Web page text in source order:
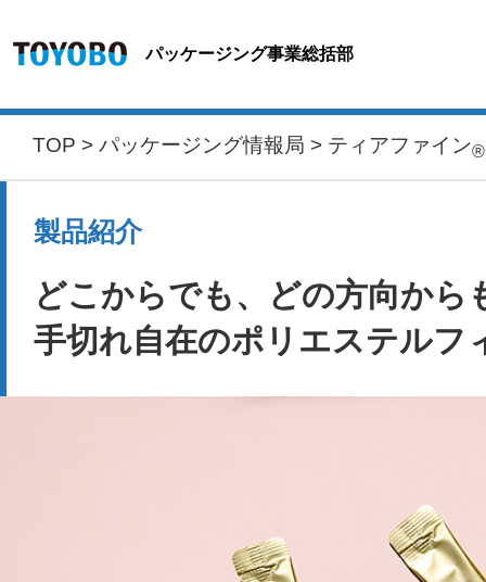
パッケージング事業総括部
TOP > パッケージング情報局 > ティアファイン®
製品紹介
どこからでも、どの方向から
手切れ自在のポリエステルフ